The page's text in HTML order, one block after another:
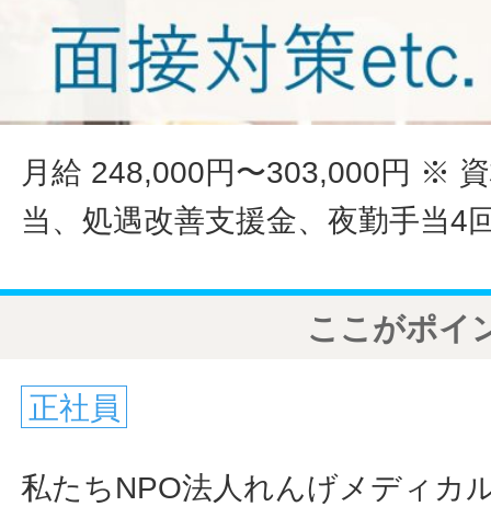
月給 248,000円〜303,000円 ※ 資
当、処遇改善支援金、夜勤手当4
ここがポイ
正社員
私たちNPO法人れんげメディカ